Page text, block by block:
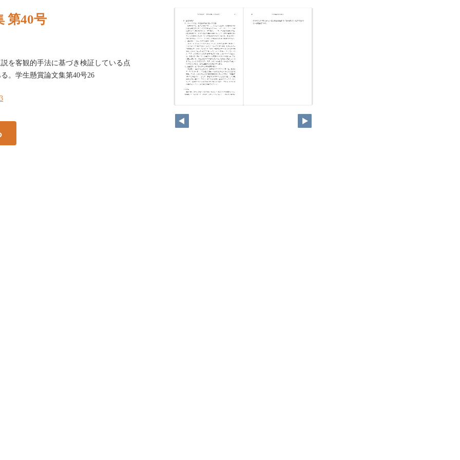
第40号
を客観的手法に基づき検証している点
。学生懸賞論文集第40号26